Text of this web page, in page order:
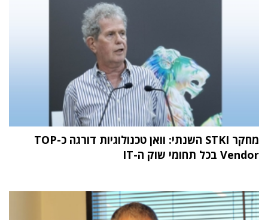
מחקר STKI השנתי: וואן טכנולוגיות דורגה כ-TOP
Vendor בכל תחומי שוק ה-IT